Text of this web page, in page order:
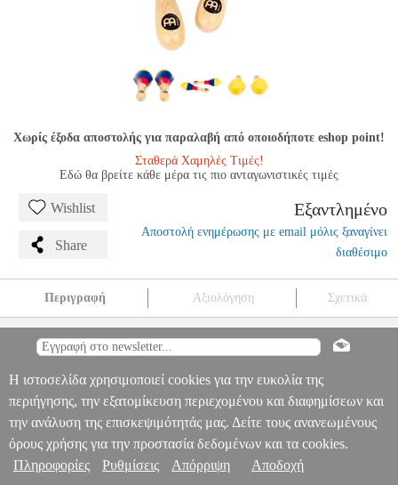
Χωρίς έξοδα αποστολής για παραλαβή από οποιοδήποτε eshop point!
Σταθερά Χαμηλές Τιμές!
Εδώ θα βρείτε κάθε μέρα τις πιο ανταγωνιστικές τιμές
Wishlist
Share
Εξαντλημένο
Αποστολή ενημέρωσης με email μόλις ξαναγίνει
διαθέσιμο
Περιγραφή Αξιολόγηση Σχετικά
COLOMBIA FLAG (ΖΕΥΓΟΣ)
MSC.303176
MSM3CO RAWHIDE ΜΑΡΑΚΕΣ TRADITIONAL COLOMBIA
FLAG (ΖΕΥΓΟΣ)
Πληροφορίες & Υπηρεσίες >
Η ιστοσελίδα χρησιμοποιεί cookies για την ευκολία της
περιήγησης, την εξατομίκευση περιεχομένου και διαφημίσεων και
την ανάλυση της επισκεψιμότητάς μας. Δείτε τους ανανεωμένους
όρους χρήσης για την προστασία δεδομένων και τα cookies.
Πληροφορίες
Ρυθμίσεις Απόρριψη Αποδοχή